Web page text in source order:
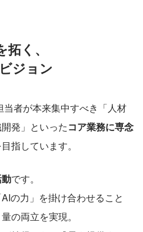
く、
ジョン
当者が本来集中すべき「人材
発」といったコア業務に専念
指しています。
です。
の力」を掛け合わせること
の両立を実現。